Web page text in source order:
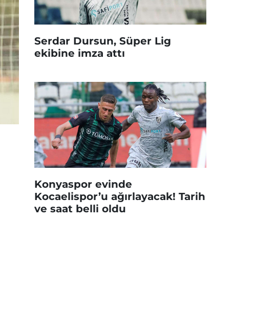
Serdar Dursun, Süper Lig
ekibine imza attı
Konyaspor evinde
Kocaelispor’u ağırlayacak! Tarih
ve saat belli oldu